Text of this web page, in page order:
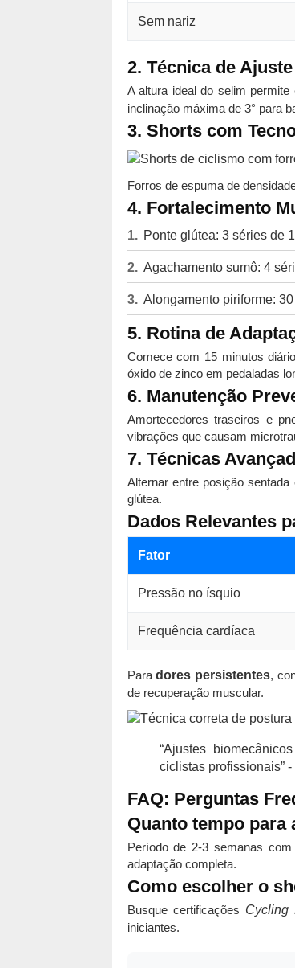
Sem nariz
2. Técnica de
A altura ideal do selim
inclinação máxima de 3° para
3. Shorts com
Forros de espuma de
4. Fortalecimento
Ponte glútea: 3 séries de
Agachamento sumô: 4
Alongamento piriforme:
5. Rotina de
Comece com 15 minutos
óxido de zinco em pedaladas
6. Manutenção
Amortecedores traseiros e
vibrações que causam
7. Técnicas
Alternar entre posição
glútea.
Dados Relevantes
Fator
Pressão no ísquio
Frequência cardíaca
Paradores persistentes,
de recuperação muscular.
“Ajustes
ciclistas profissionais”
FAQ: Perguntas
Quanto tempo para
Período de 2-3 semanas
adaptação completa.
Como escolher o
Busque certificações Cycling
iniciantes.